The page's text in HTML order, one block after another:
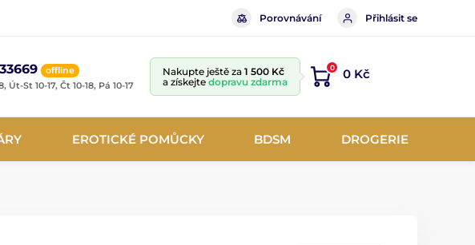
Porovnávání Přihlásit se
offline
Út-St 10-17, Čt 10-18, Pá 10-17
Nakupte ještě za 1 500 Kč
a získejte dopravu zdarma
0 0 Kč
EROTICKÉ POMŮCKY BDSM DROGERIE